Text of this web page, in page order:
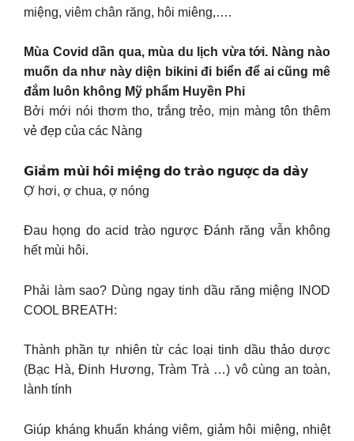
miệng, viêm chân răng, hôi miêng,….
Mùa Covid dần qua, mùa du lịch vừa tới. Nàng nào
muốn da như này diện bikini đi biển để ai cũng mê
đắm luôn không Mỹ phẩm Huyền Phi
Bởi mới nói thơm tho, trắng trẻo, mịn màng tôn thêm
vẻ đẹp của các Nàng
𝗚𝗶𝗮̉𝗺 𝗺𝘂̀𝗶 𝗵𝗼̂𝗶 𝗺𝗶𝗲̣̂𝗻𝗴 𝗱𝗼 𝘁𝗿𝗮̀𝗼 𝗻𝗴𝘂̛𝗼̛̣𝗰 𝗱𝗮 𝗱𝗮̀𝘆
Ợ hơi, ợ chua, ợ nóng
Đau họng do acid trào ngược Đánh răng vẫn không
hết mùi hôi.
Phải làm sao? Dùng ngay tinh dầu răng miệng INOD
COOL BREATH:
Thành phần tự nhiên từ các loại tinh dầu thảo dược
(Bạc Hà, Đinh Hương, Tràm Trà …) vô cùng an toàn,
lành tính
Giúp kháng khuẩn kháng viêm, giảm hôi miệng, nhiệt